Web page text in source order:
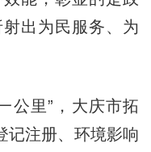
出为民服务、为
里”，大庆市拓
记注册、环境影响